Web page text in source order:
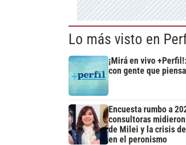
Lo más visto en
¡Mirá en vivo
con gente que piensa
Encuesta rumbo a
consultoras
de Milei y la crisis
en el peronismo